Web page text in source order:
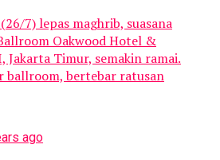
7) lepas maghrib, suasana
Oakwood Hotel &
Timur, semakin ramai.
ballroom, bertebar ratusan
ago